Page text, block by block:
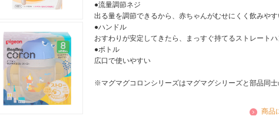
●流量調節ネジ
出る量を調節できるから、赤ちゃんがむせにくく飲みや
●ハンドル
おすわりが安定してきたら、まっすぐ持てるストレート
●ボトル
広口で使いやすい
※マグマグコロンシリーズはマグマグシリーズと部品同士
商品